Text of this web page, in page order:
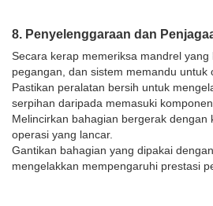
8. Penyelenggaraan dan
Secara kerap memeriksa mandrel
pegangan, dan sistem memandu untuk
Pastikan peralatan bersih untuk
serpihan daripada memasuki komponen
Melincirkan bahagian bergerak dengan
operasi yang lancar.
Gantikan bahagian yang dipakai
mengelakkan mempengaruhi prestasi